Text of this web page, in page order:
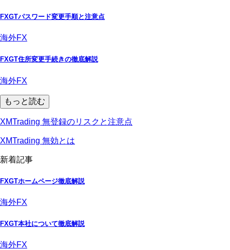
FXGTパスワード変更手順と注意点
海外FX
FXGT住所変更手続きの徹底解説
海外FX
もっと読む
XMTrading 無登録のリスクと注意点
XMTrading 無効とは
新着記事
FXGTホームページ徹底解説
海外FX
FXGT本社について徹底解説
海外FX